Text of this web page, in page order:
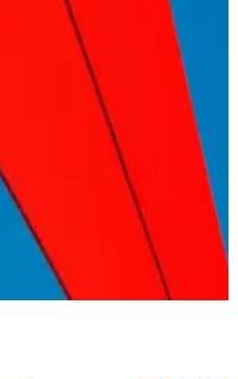
Etkili ve
Koruma
ürünleri ve uygulama
yollarını keşfedin.
Yaklaşımları ve
Protein, vitamin ve
ve parlak görünmesine
destekleyin.